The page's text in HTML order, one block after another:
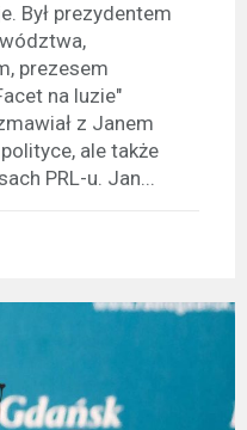
Był prezydentem
prezesem
na luzie"
z Janem
ale także
PRL-u. Jan...